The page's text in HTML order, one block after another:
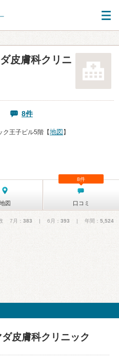
皮膚科クリニ
8件
ク王子ビル5階【地図 】
地図 口コミ
8件
7月： 383 | 6月： 393 | 年間： 5,524
皮膚科クリニック